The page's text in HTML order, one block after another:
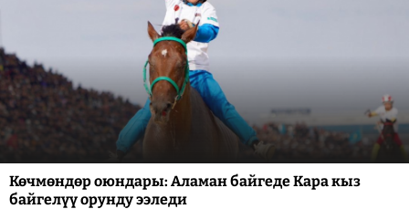
Көчмөндөр оюндары: Аламан байгеде Кара кыз
байгелүү орунду ээледи